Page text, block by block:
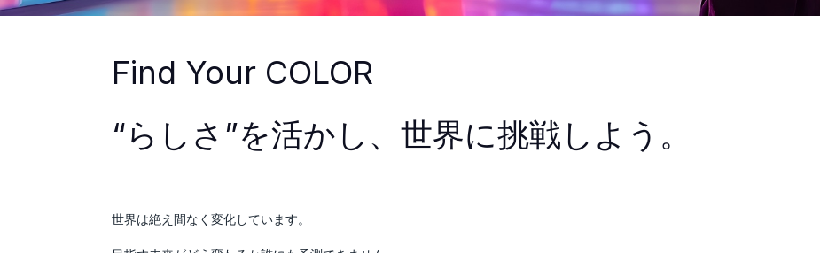
Find Your COLOR
“らしさ”を活かし、世界に挑戦しよう。
世界は絶え間なく変化しています。